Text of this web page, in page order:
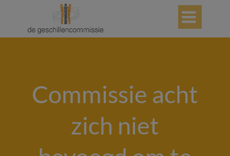

Commissie acht
zich niet